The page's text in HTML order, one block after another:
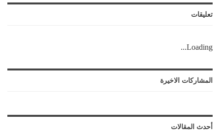
تعليقات
Loading...
المشاركات الاخيرة
أحدث المقالات